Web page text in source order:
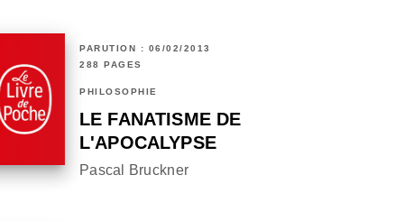
PARUTION : 06/02/2013
288 PAGES
PHILOSOPHIE
LE FANATISME DE
L'APOCALYPSE
Pascal Bruckner